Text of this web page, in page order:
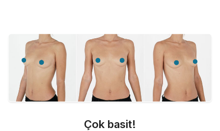
Çok basit!